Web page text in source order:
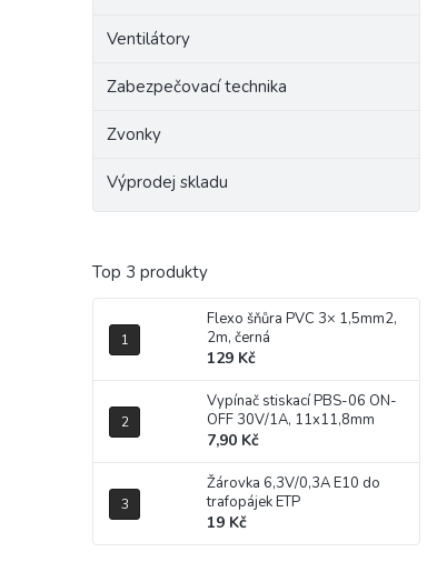
Ventilátory
Zabezpečovací technika
Zvonky
Výprodej skladu
Top 3 produkty
Flexo šňůra PVC 3× 1,5mm2,
2m, černá
129 Kč
Vypínač stiskací PBS-06 ON-
OFF 30V/1A, 11x11,8mm
7,90 Kč
Žárovka 6,3V/0,3A E10 do
trafopájek ETP
19 Kč